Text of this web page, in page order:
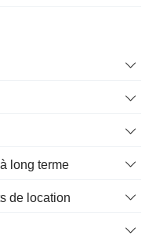
long terme
de location